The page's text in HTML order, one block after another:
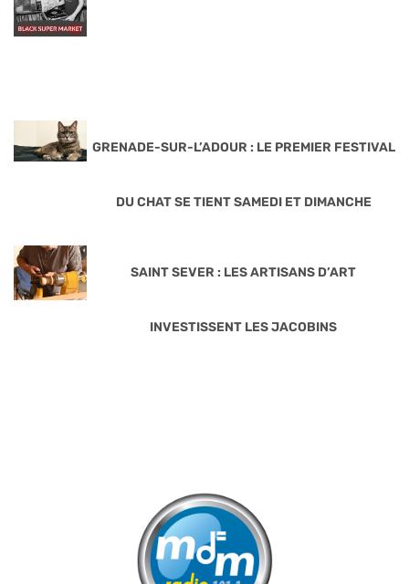
GRENADE-SUR-L’ADOUR : LE PREMIER FESTIVAL
DU CHAT SE TIENT SAMEDI ET DIMANCHE
SAINT SEVER : LES ARTISANS D’ART
INVESTISSENT LES JACOBINS